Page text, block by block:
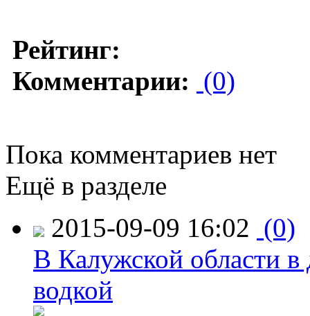
Рейтинг:
Комментарии: (0)
Пока комментариев нет
Ещё в разделе
2015-09-09 16:02 (0)
В Калужской области в
водкой